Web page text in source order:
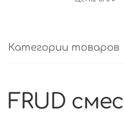
Категории товаров
FRUD